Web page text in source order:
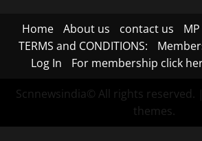
Home About us contact us MP
TERMS and CONDITIONS:
Log In
For membership click
Scnnewsindia© All rights reserved. |
themes.